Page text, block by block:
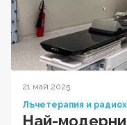
21 май 2025
Лъчетерапия и
Най-